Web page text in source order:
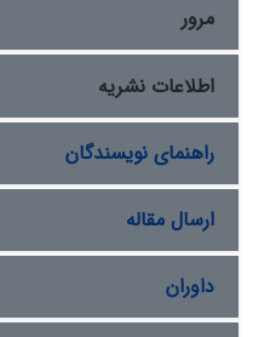
مرور
اطلاعات نشریه
راهنمای نویسندگان
ارسال مقاله
داوران